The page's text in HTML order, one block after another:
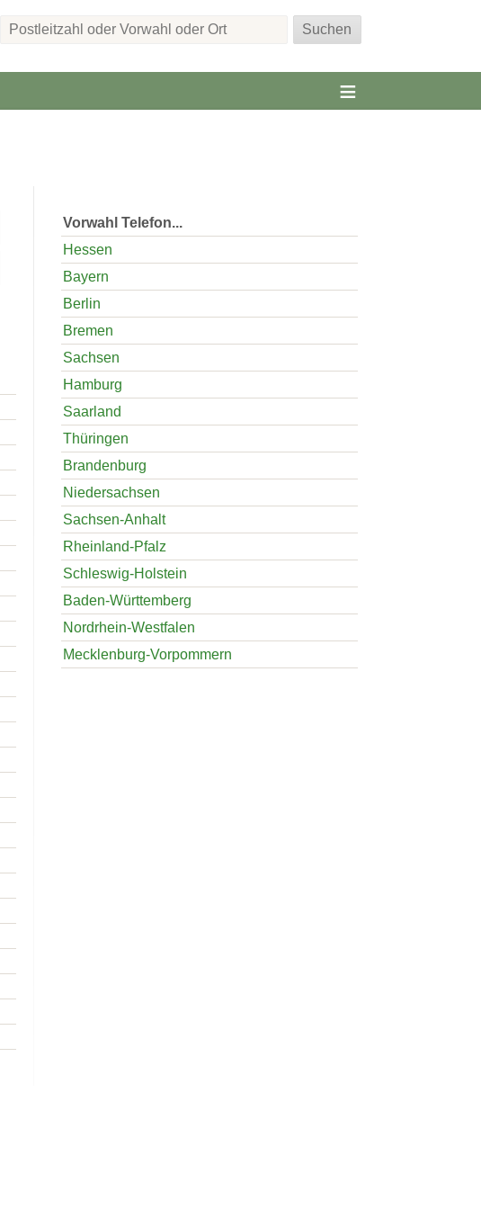
Vorwahl Telefon...
Hessen
Bayern
Berlin
Bremen
Sachsen
Hamburg
Saarland
Thüringen
Brandenburg
Niedersachsen
Sachsen-Anhalt
Rheinland-Pfalz
Schleswig-Holstein
Baden-Württemberg
Nordrhein-Westfalen
Mecklenburg-Vorpommern